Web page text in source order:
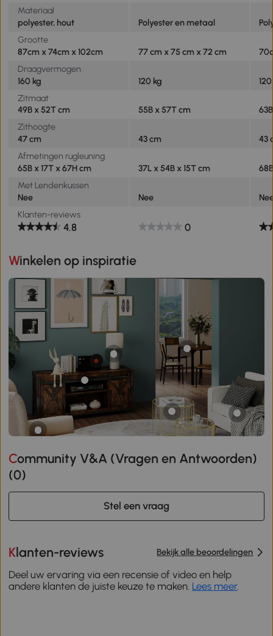
Materiaal
polyester, hout
Polyester en metaal
Grootte
87cm x 74cm x 102cm
77 cm x 75 cm x 72 cm
Draagvermogen
160 kg
120 kg
Zitmaat
49B x 52T cm
55B x 57T cm
Zithoogte
47 cm
43 cm
43
Afmetingen rugleuning
65B x 17T x 67H cm
37L x 54B x 15T cm
Met Lendenkussen
Nee
Nee
Klanten-reviews
4.8 0
Winkelen op inspiratie
Community V&A (Vragen en Antwoorden)
(0)
Stel een vraag
Klanten-reviews Bekijk alle beoordelingen
Deel uw ervaring via een recensie of video en help
andere klanten de juiste keuze te maken. Lees meer.